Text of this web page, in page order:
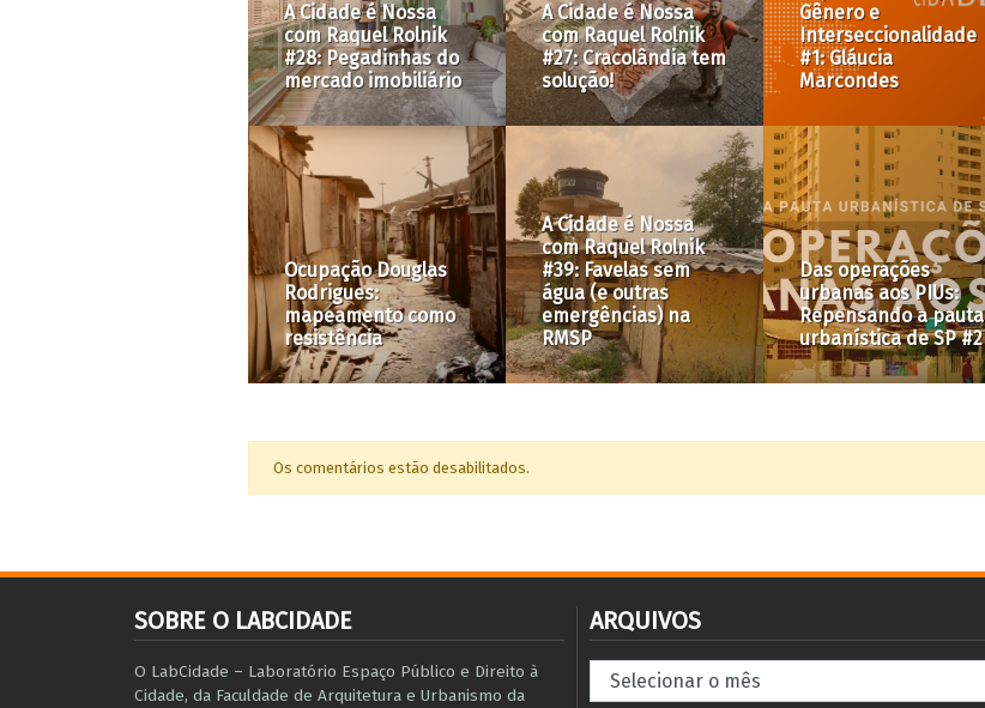
A Cidade é Nossa
com Raquel Rolnik
#42: Adeus, Tobogã
do Pacaembu
Conheça nosso
Podcast
Cultura e regulação
urbanística:
Repensando a pauta
urbanística de SP #3
A Cidade é Nossa
com Raquel Rolnik
#35: Por uma Praça
Pôr do Sol sem
grades
Pela Cidade –
especial Cidade,
Gênero e
Interseccionalidades
#5: Sabrina
Fontenele
Pela Cidade #2: vote
em candidaturas
comprometidas com
o fim das remoções
forçadas
Os comentários estão desabilitados.
SOBRE O LABCIDADE
O LabCidade – Laboratório Espaço Público e Direito à
Cidade, da Faculdade de Arquitetura e Urbanismo da
ARQUIVOS
Arquivos